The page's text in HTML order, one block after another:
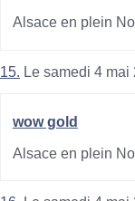
Alsace en plein
15. Le samedi 4
wow gold
Alsace en plein